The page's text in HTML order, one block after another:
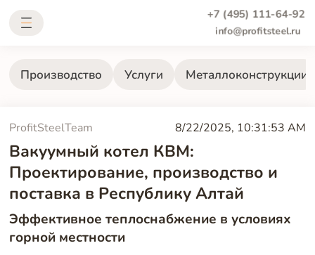
+7 (495) 111-64-92
info@profitsteel.ru
Производство Услуги Металлоконструкции
ProfitSteelTeam 8/22/2025, 10:31:53 AM
Вакуумный котел КВМ:
Проектирование, производство и
поставка в Республику Алтай
Эффективное теплоснабжение в условиях
горной местности